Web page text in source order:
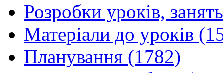
Розробки уроків,
Матеріали до уроків
Планування (1782)